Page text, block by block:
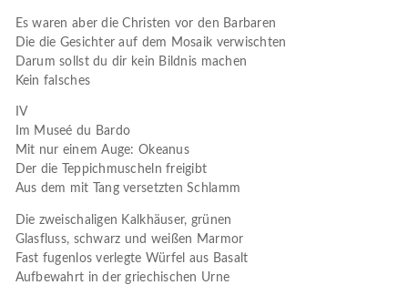
Es waren aber die Christen vor den Barbaren
Die die Gesichter auf dem Mosaik verwischten
Darum sollst du dir kein Bildnis machen
Kein falsches
IV
Im Museé du Bardo
Mit nur einem Auge: Okeanus
Der die Teppichmuscheln freigibt
Aus dem mit Tang versetzten Schlamm
Die zweischaligen Kalkhäuser, grünen
Glasfluss, schwarz und weißen Marmor
Fast fugenlos verlegte Würfel aus Basalt
Aufbewahrt in der griechischen Urne